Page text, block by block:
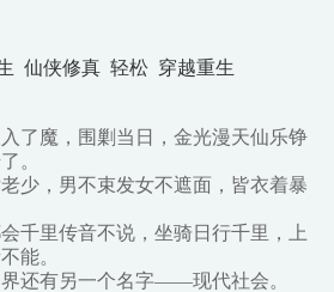
仙侠修真 轻松 穿越重生
了魔，围剿当日，金光漫天仙乐铮
。
少，男不束发女不遮面，皆衣着暴
千里传音不说，坐骑日行千里，上
能。
还有另一个名字——现代社会。